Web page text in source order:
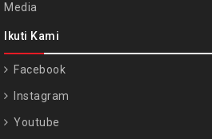
Media
Ikuti Kami
Facebook
Instagram
Youtube